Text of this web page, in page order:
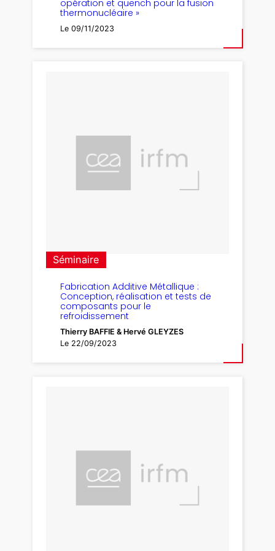
opération et quench pour la fusion
thermonucléaire »
Le 09/11/2023
Séminaire
Fabrication Additive Métallique :
Conception, réalisation et tests de
composants pour le
refroidissement
Thierry BAFFIE & Hervé GLEYZES
Le 22/09/2023